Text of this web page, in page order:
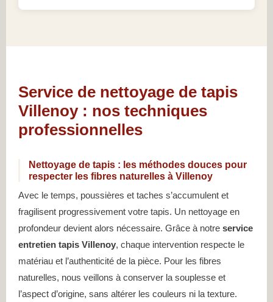
Service de nettoyage de tapis
Villenoy : nos techniques
professionnelles
Nettoyage de tapis : les méthodes douces pour
respecter les fibres naturelles à Villenoy
Avec le temps, poussières et taches s’accumulent et
fragilisent progressivement votre tapis. Un nettoyage en
profondeur devient alors nécessaire. Grâce à notre service
entretien tapis Villenoy, chaque intervention respecte le
matériau et l’authenticité de la pièce. Pour les fibres
naturelles, nous veillons à conserver la souplesse et
l’aspect d’origine, sans altérer les couleurs ni la texture.